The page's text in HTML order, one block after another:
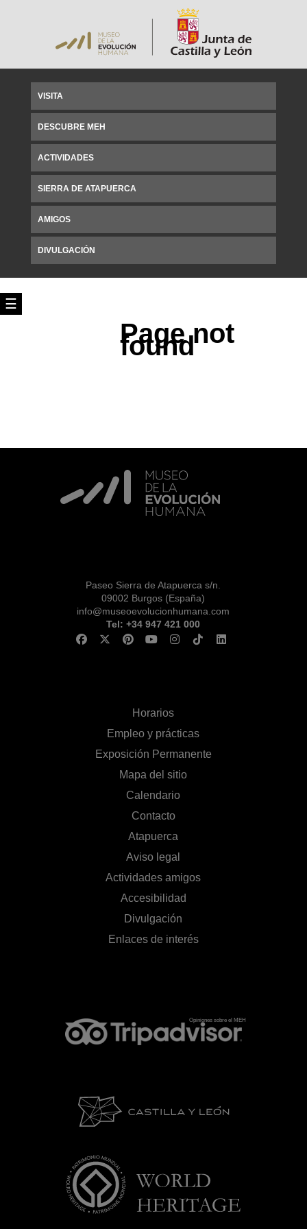
☰
VISITA
DESCUBRE MEH
ACTIVIDADES
SIERRA DE ATAPUERCA
AMIGOS
DIVULGACIÓN
Page not
found
Paseo Sierra de Atapuerca s/n.
09002 Burgos (España)
info@museoevolucionhumana.com
Tel: +34 947 421 000
Horarios
Empleo y prácticas
Exposición Permanente
Mapa del sitio
Calendario
Contacto
Atapuerca
Aviso legal
Actividades amigos
Accesibilidad
Divulgación
Enlaces de interés
Opiniones sobre el MEH